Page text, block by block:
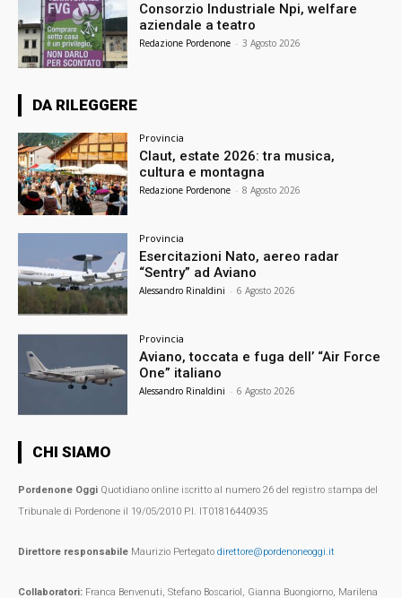
Consorzio Industriale Npi, welfare
aziendale a teatro
Redazione Pordenone - 3 Agosto 2026
DA RILEGGERE
Provincia
Claut, estate 2026: tra musica,
cultura e montagna
Redazione Pordenone - 8 Agosto 2026
Provincia
Esercitazioni Nato, aereo radar
“Sentry” ad Aviano
Alessandro Rinaldini - 6 Agosto 2026
Provincia
Aviano, toccata e fuga dell’ “Air Force
One” italiano
Alessandro Rinaldini - 6 Agosto 2026
CHI SIAMO
Pordenone Oggi Quotidiano online iscritto al numero 26 del registro stampa del
Tribunale di Pordenone il 19/05/2010 P.I. IT01816440935
Direttore responsabile Maurizio Pertegato direttore@pordenoneoggi.it
Collaboratori: Franca Benvenuti, Stefano Boscariol, Gianna Buongiorno, Marilena